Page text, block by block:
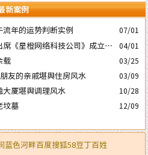
新案例
年的运势判断实例
07/01
《星橙网络科技公司》成立5
04/01
载 03/25
友的亲戚堪舆住房风水 03/09
厦堪舆调理风水 10/28
坟墓 12/09
蓝色河畔百度搜狐58豆丁百姓